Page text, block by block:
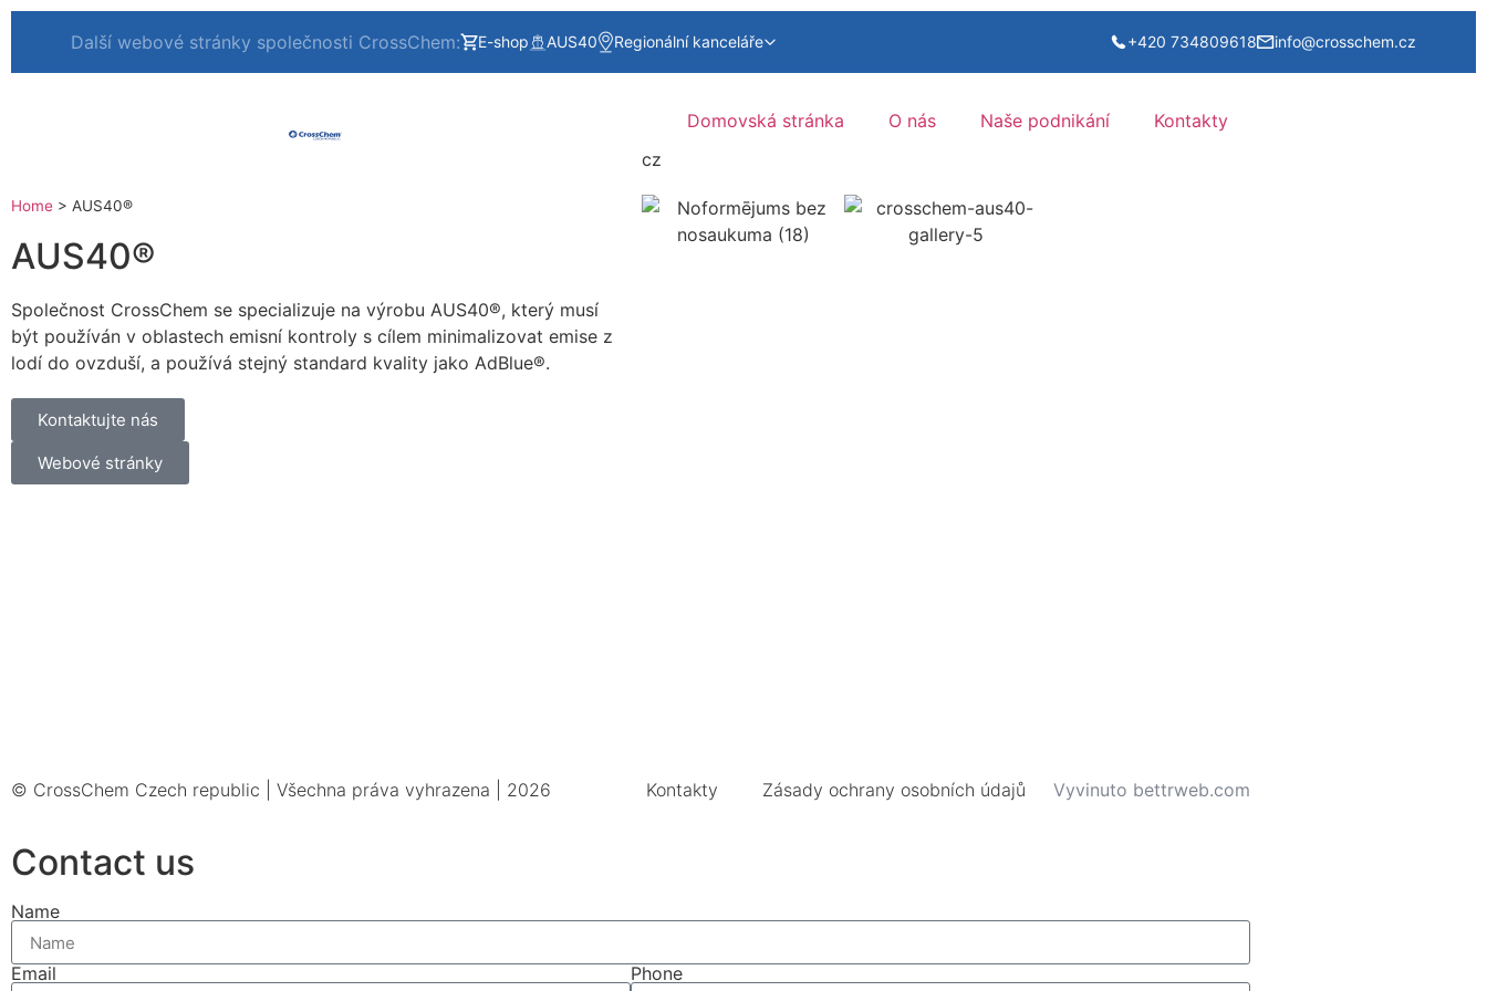
Další webové stránky společnosti CrossChem: E-shop AUS40 Regionální kanceláře +420 734809618 info@crosschem.cz
Domovská stránka O nás Naše podnikání
Kontakty
cz
Home > AUS40®
AUS40®
Společnost CrossChem se specializuje na výrobu AUS40®, který musí
být používán v oblastech emisní kontroly s cílem minimalizovat emise z
lodí do ovzduší, a používá stejný standard kvality jako AdBlue®.
Kontaktujte nás
Webové stránky
© CrossChem Czech republic | Všechna práva vyhrazena | 2026 Kontakty Zásady ochrany osobních údajů Vyvinuto bettrweb.com
Contact us
Name
Email Phone